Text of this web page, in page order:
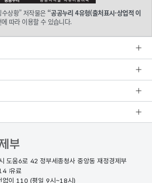
상황” 저작물은 “공공누리 4유형(출처표시-상업적 이
따라 이용할 수 있습니다.
도움6로 42 정부세종청사 중앙동 재정경제부
유료
없이 110 (평일 9시~18시)